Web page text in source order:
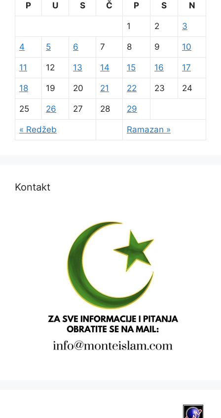
P
U S Č P S N
« Redžeb Ramazan »
1 2 3
4 5 6 7 8 9 10
11 12 13 14 15 16 17
18 19 20 21 22 23 24
25 26 27 28 29
Kontakt